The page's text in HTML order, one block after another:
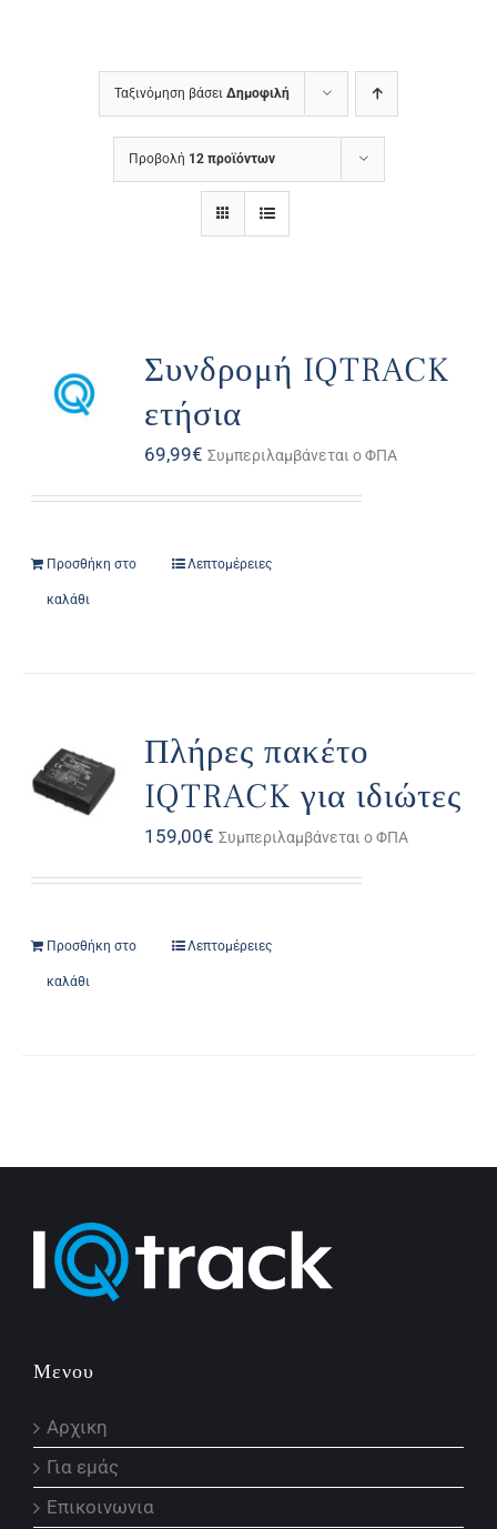
Ταξινόμηση βάσει Δημοφιλή
Προβολή 12 προϊόντων
Συνδρομή IQTRACK
ετήσια
69,99€ Συμπεριλαμβάνεται ο ΦΠΑ
Προσθήκη στο
καλάθι
Λεπτομέρειες
Πλήρες πακέτο
IQTRACK για ιδιώτες
159,00€ Συμπεριλαμβάνεται ο ΦΠΑ
Προσθήκη στο
καλάθι
Λεπτομέρειες
Μενου
Αρχικη
Για εμάς
Επικοινωνια